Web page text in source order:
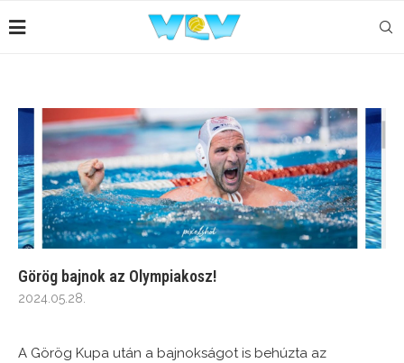
Görög bajnok az Olympiakosz!
2024.05.28.
A Görög Kupa után a bajnokságot is behúzta az